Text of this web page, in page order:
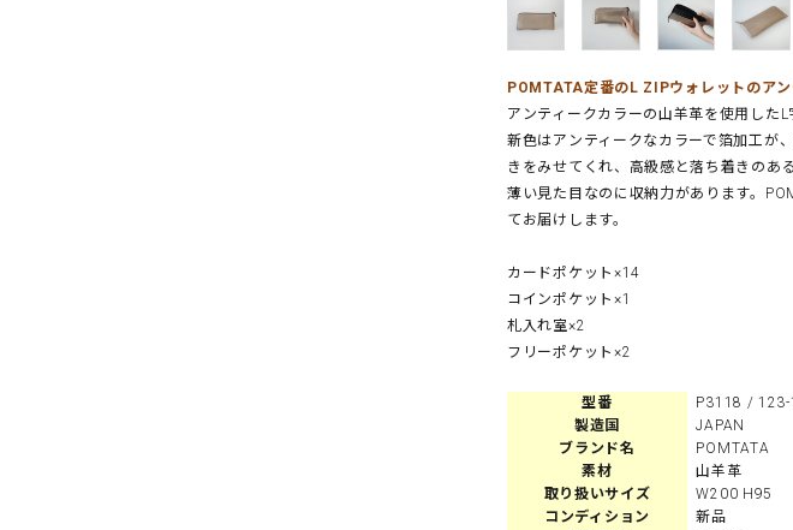
POMTATA定番のL ZIPウォレットのアン
アンティークカラーの山羊革を使用したL
新色はアンティークなカラーで箔加工が
きをみせてくれ、高級感と落ち着きのあ
薄い見た目なのに収納力があります。
てお届けします。
カードポケット×14
コインポケット×1
札入れ室×2
フリーポケット×2
型番
P3118 / 123-
製造国
JAPAN
ブランド名
POMTATA
素材
山羊革
取り扱いサイズ
W200 H95
コンディション
新品